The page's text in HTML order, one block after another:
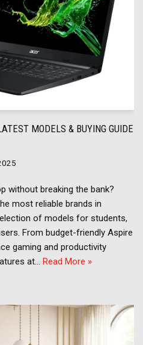
MODELS & BUYING GUIDE
without breaking the bank?
most reliable brands in
of models for students,
From budget-friendly Aspire
gaming and productivity
at… Read More »